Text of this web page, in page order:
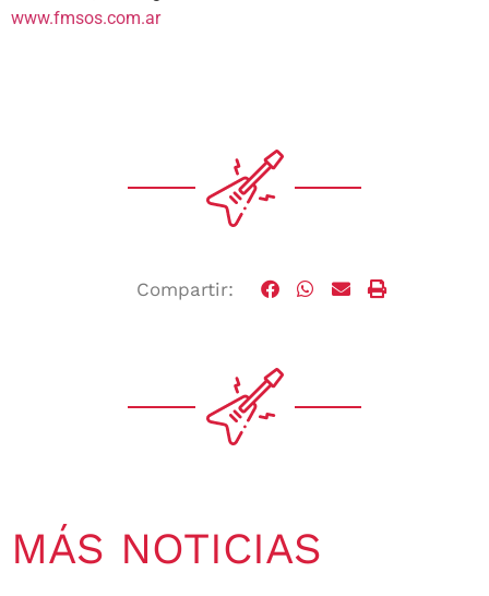
www.fmsos.com.ar
Compartir:
MÁS NOTICIAS